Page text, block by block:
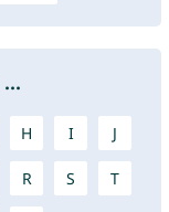
H I J
R S T